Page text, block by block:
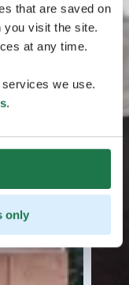
that are saved on
you visit the site.
at any time.
we use.
.
only